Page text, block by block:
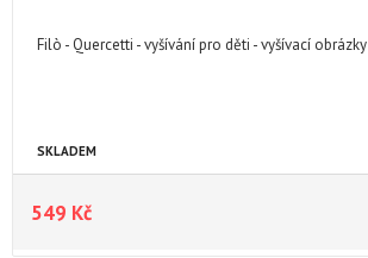
Filò - Quercetti - vyšívání pro děti - vyšívací obrázky
SKLADEM
549 Kč